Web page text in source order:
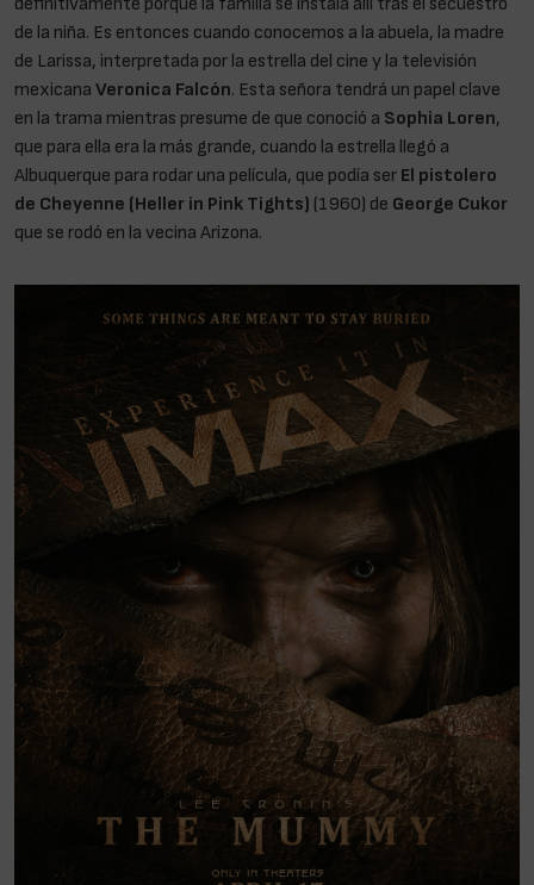
de la niña. Es entonces cuando conocemos a la abuela, la madre
de Larissa, interpretada por la estrella del cine y la televisión
mexicana Veronica Falcón. Esta señora tendrá un papel clave
en la trama mientras presume de que conoció a Sophia Loren,
que para ella era la más grande, cuando la estrella llegó a
Albuquerque para rodar una película, que podía ser El pistolero
de Cheyenne (Heller in Pink Tights) (1960) de George Cukor
que se rodó en la vecina Arizona.